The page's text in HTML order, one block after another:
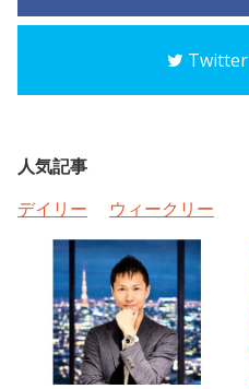
Twitter
人気記事
デイリー
ウィークリー